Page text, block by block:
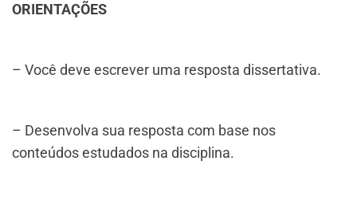
ORIENTAÇÕES
– Você deve escrever uma resposta dissertativa.
– Desenvolva sua resposta com base nos
conteúdos estudados na disciplina.